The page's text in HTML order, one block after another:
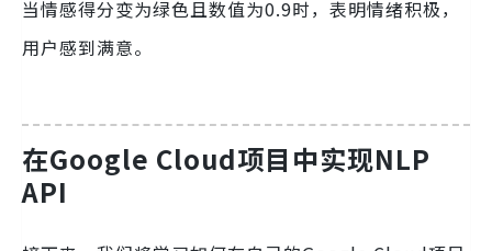
当情感得分变为绿色且数值为0.9时，表明情绪积极，
用户感到满意。
在Google Cloud项目中实现NLP
API